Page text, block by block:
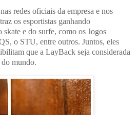
redes oficiais da empresa e nos
os esportistas ganhando
e do surfe, como os Jogos
o STU, entre outros. Juntos, eles
que a LayBack seja considerada
mundo.